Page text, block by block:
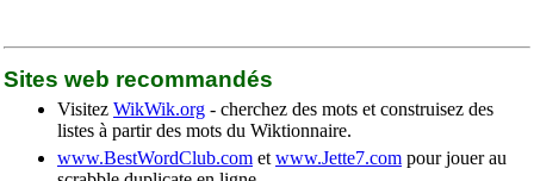
Sites web recommandés
Visitez WikWik.org - cherchez des mots et construisez des
listes à partir des mots du Wiktionnaire.
www.BestWordClub.com et www.Jette7.com pour jouer au